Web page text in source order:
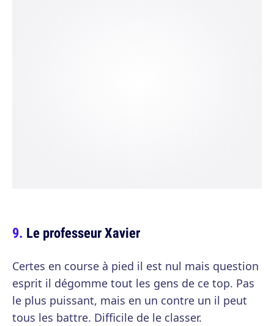
Le professeur Xavier
Certes en course à pied il est nul mais question
esprit il dégomme tout les gens de ce top. Pas
le plus puissant, mais en un contre un il peut
tous les battre. Difficile de le classer.